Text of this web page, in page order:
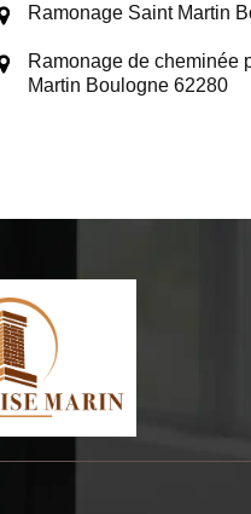
Ramonage Saint Martin
Ramonage de cheminée
Martin Boulogne 62280